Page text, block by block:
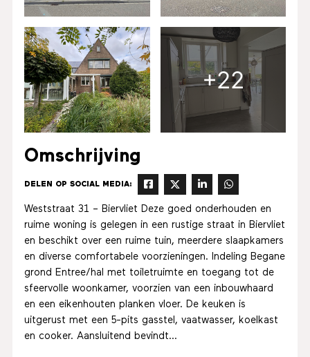
+22
Omschrijving
DELEN OP SOCIAL MEDIA:
Weststraat 31 – Biervliet Deze goed onderhouden en
ruime woning is gelegen in een rustige straat in Biervliet
en beschikt over een ruime tuin, meerdere slaapkamers
en diverse comfortabele voorzieningen. Indeling Begane
grond Entree/hal met toiletruimte en toegang tot de
sfeervolle woonkamer, voorzien van een inbouwhaard
en een eikenhouten planken vloer. De keuken is
uitgerust met een 5-pits gasstel, vaatwasser, koelkast
en cooker. Aansluitend bevindt...